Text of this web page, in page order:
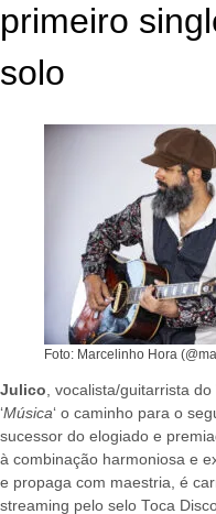
primeiro
solo
Foto: Marcelinho Hora
Julico , vocalista/guitarrista do
‘Música‘ o caminho para o
sucessor do elogiado e
à combinação harmoniosa e
e propaga com maestria, é
streaming pelo selo Toca